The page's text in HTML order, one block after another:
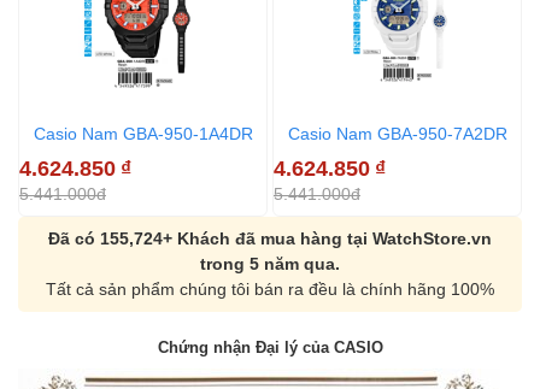
Casio Nam GBA-950-1A4DR
4.624.850 ₫
5.441.000đ
Casio Nam GBA-950-7A2DR
4.624.850 ₫
5.441.000đ
Đã có 155,724+ Khách đã mua hàng tại WatchStore.vn
trong 5 năm qua.
Tất cả sản phẩm chúng tôi bán ra đều là chính hãng 100%
Chứng nhận Đại lý của CASIO